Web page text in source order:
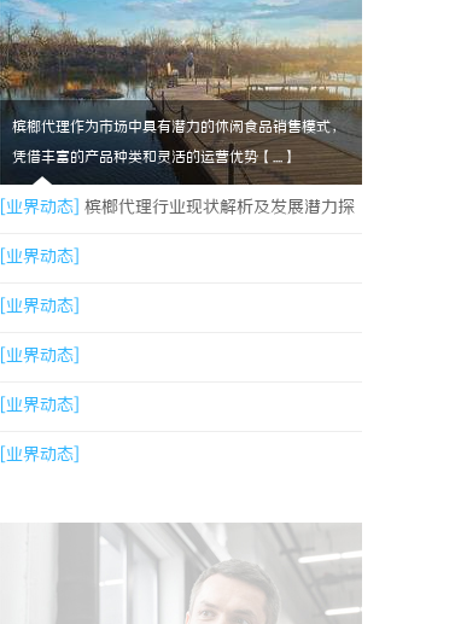
槟榔代理作为市场中具有潜力的休闲食品销售模式，
凭借丰富的产品种类和灵活的运营优势【....】
[业界动态] 槟榔代理行业现状解析及发展潜力探
讨[业界动态]
[业界动态]
[业界动态]
[业界动态]
[业界动态]